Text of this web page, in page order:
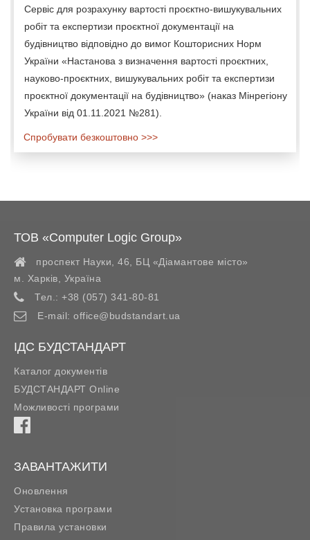
Сервіс для розрахунку вартості проєктно-вишукувальних
робіт та експертизи проєктної документації на
будівництво відповідно до вимог Кошторисних Норм
України «Настанова з визначення вартості проєктних,
науково-проєктних, вишукувальних робіт та експертизи
проєктної документації на будівництво» (наказ Мінрегіону
України від 01.11.2021 №281).
Спробувати безкоштовно >>>
ТОВ «Computer Logic Group»
проспект Науки, 46, БЦ «Діамантове місто»
м. Харків
Україна
Тел.: +38 (057) 341-80-81
E-mail: office@budstandart.ua
ІДС БУДСТАНДАРТ
Каталог документів
БУДСТАНДАРТ Online
Можливості програми
ЗАВАНТАЖИТИ
Оновлення
Установка програми
Правила установки